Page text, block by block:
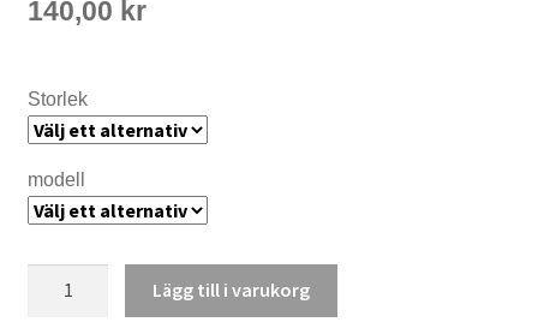
140,00 kr
Storlek
modell
Lägg till i varukorg